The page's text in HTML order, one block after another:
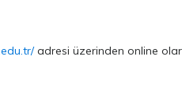
adresi üzerinden online